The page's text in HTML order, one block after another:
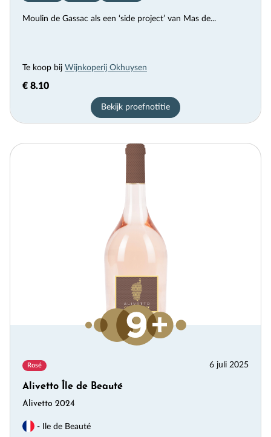
Moulin de Gassac als een ‘side project’ van Mas de...
Te koop bij Wijnkoperij Okhuysen
€ 8.10
Bekijk proefnotitie
Rosé 6 juli 2025
Alivetto Île de Beauté
Alivetto 2024
- Ile de Beauté